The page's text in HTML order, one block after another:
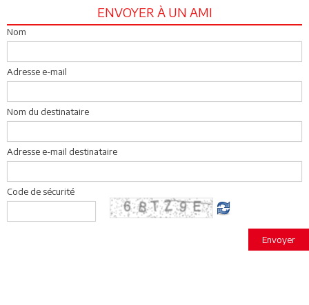
ENVOYER À UN AMI
Nom
Adresse e-mail
Nom du destinataire
Adresse e-mail destinataire
Code de sécurité
Envoyer